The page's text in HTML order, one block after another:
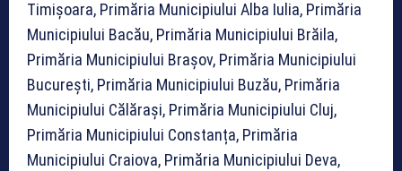
Timișoara, Primăria Municipiului Alba Iulia, Primăria
Municipiului Bacău, Primăria Municipiului Brăila,
Primăria Municipiului Brașov, Primăria Municipiului
București, Primăria Municipiului Buzău, Primăria
Municipiului Călărași, Primăria Municipiului Cluj,
Primăria Municipiului Constanța, Primăria
Municipiului Craiova, Primăria Municipiului Deva,